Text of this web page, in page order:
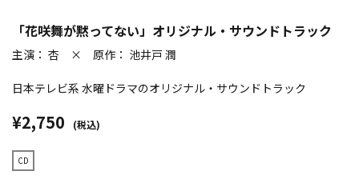
「花咲舞が黙ってない」オリジナル・サウンドトラック
主演： 杏 × 原作： 池井戸 潤
日本テレビ系 水曜ドラマのオリジナル・サウンドトラック
¥2,750 (税込)
CD